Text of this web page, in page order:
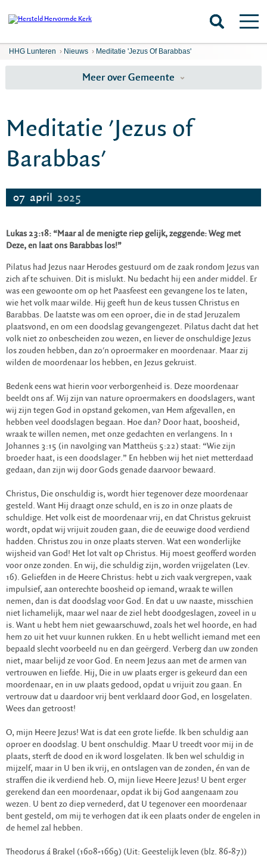
HHG Lunteren › Nieuws › Meditatie 'Jezus Of Barabbas'
Meer over Gemeente
Meditatie 'Jezus of
Barabbas'
07 april 2025
Lukas 23:18: “Maar al de menigte riep gelijk, zeggende: Weg met
Deze, en laat ons Barabbas los!”
Pilatus had Jezus naar Herodes gestuurd om de zaak rondom Jezus van
zich af te schuiven. Dit is mislukt. Nu bedacht hij een ander middel. Er
was een gewoonte om op het Paasfeest een gevangene los te laten,
wie het volk maar wilde. Hij geeft hun de keus tussen Christus en
Barabbas. De laatste was om een oproer, die in de stad Jeruzalem
plaatsvond, en om een doodslag gevangengezet. Pilatus dacht dat het
volk niet zo onbescheiden zou wezen, en liever de onschuldige Jezus
los zouden hebben, dan zo'n oproermaker en moordenaar. Maar zij
wilden de moordenaar los hebben, en Jezus gekruist.
Bedenk eens wat hierin voor verborgenheid is. Deze moordenaar
beeldt ons af. Wij zijn van nature oproermakers en doodslagers, want
wij zijn tegen God in opstand gekomen, van Hem afgevallen, en
hebben veel doodslagen begaan. Hoe dan? Door haat, boosheid,
wraak te willen nemen, met onze gedachten en verlangens. In 1
Johannes 3:15 (in navolging van Mattheüs 5:22) staat: “Wie zijn
broeder haat, is een doodslager.” En hebben wij het niet metterdaad
gedaan, dan zijn wij door Gods genade daarvoor bewaard.
Christus, Die onschuldig is, wordt hier tegenover deze moordenaar
gesteld. Want Hij draagt onze schuld, en is zo in onze plaats de
schuldige. Het volk eist de moordenaar vrij, en dat Christus gekruist
wordt, opdat wij vrijuit zouden gaan, die de eeuwige dood verdiend
hadden. Christus zou in onze plaats sterven. Wat een wonderlijke
wijsheid van God! Het lot valt op Christus. Hij moest geofferd worden
voor onze zonden. En wij, die schuldig zijn, worden vrijgelaten (Lev.
16). Geliefden in de Heere Christus: hebt u zich vaak vergrepen, vaak
impulsief, aan onterechte boosheid op iemand, wraak te willen
nemen, dan is dat doodslag voor God. En dat u uw naaste, misschien
niet lichamelijk, maar wel naar de ziel hebt doodgeslagen, zoveel in u
is. Want u hebt hem niet gewaarschuwd, zoals het wel hoorde, en had
hem zo uit het vuur kunnen rukken. En u hebt wellicht iemand met een
bepaald slecht voorbeeld nu en dan geërgerd. Verberg dan uw zonden
niet, maar belijd ze voor God. En neem Jezus aan met de armen van
vertrouwen en liefde. Hij, Die in uw plaats erger is gekeurd dan een
moordenaar, en in uw plaats gedood, opdat u vrijuit zou gaan. En
vertrouw dat u daardoor vrij bent verklaard door God, en losgelaten.
Wees dan getroost!
O, mijn Heere Jezus! Wat is dat een grote liefde. Ik ben schuldig aan
oproer en doodslag. U bent onschuldig. Maar U treedt voor mij in de
plaats, sterft de dood en ik word losgelaten. Ik ben wel schuldig in
mijzelf, maar in U ben ik vrij, en ontslagen van de zonden, én van de
straffen die ik verdiend heb. O, mijn lieve Heere Jezus! U bent erger
gerekend dan een moordenaar, opdat ik bij God aangenaam zou
wezen. U bent zo diep vernederd, dat U tegenover een moordenaar
bent gesteld, om mij te verhogen dat ik een plaats onder de engelen in
de hemel zal hebben.
Theodorus á Brakel (1608-1669) (Uit: Geestelijk leven (blz. 86-87))